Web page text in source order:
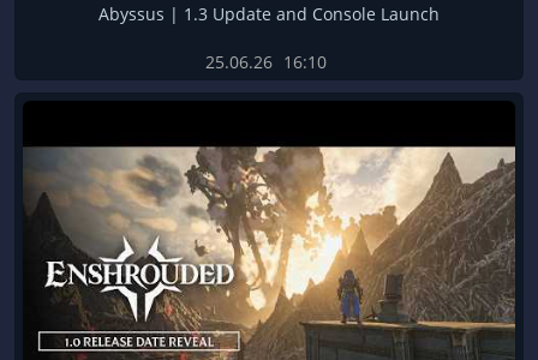
Abyssus | 1.3 Update and Console Launch
25.06.26 16:10